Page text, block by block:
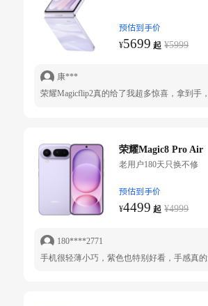
预估到手价
¥5699 起 ¥5999
康***
荣耀Magic8 Pro Air
老用户180天只换不修
预估到手价
¥4499 起 ¥4999
180****2771